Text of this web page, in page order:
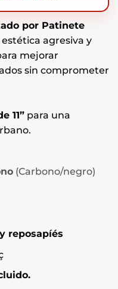
por Patinete
agresiva y
mejorar
sin comprometer
11”para una
(Carbono/negro)
reposapíés